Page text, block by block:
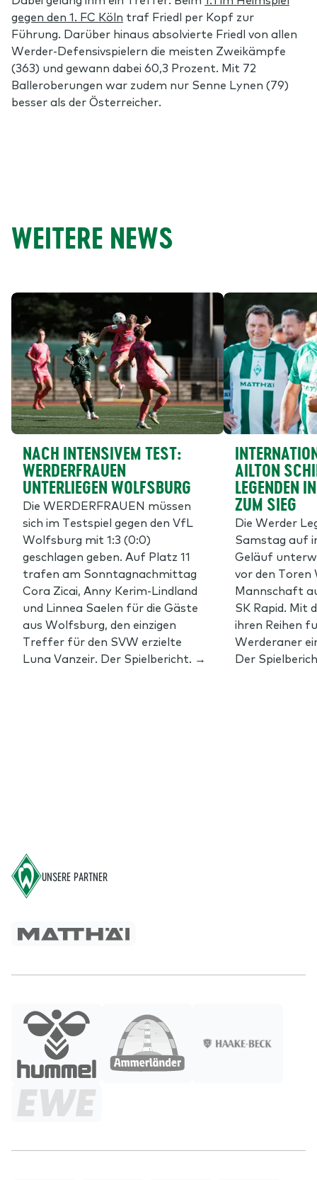
gegen den 1. FC Köln traf Friedl per Kopf zur
Führung. Darüber hinaus absolvierte Friedl von allen
Werder-Defensivspielern die meisten Zweikämpfe
(363) und gewann dabei 60,3 Prozent. Mit 72
Balleroberungen war zudem nur Senne Lynen (79)
besser als der Österreicher.
WEITERE NEWS
NACH INTENSIVEM TEST:
WERDERFRAUEN
UNTERLIEGEN WOLFSBURG
Die WERDERFRAUEN müssen
sich im Testspiel gegen den VfL
Wolfsburg mit 1:3 (0:0)
geschlagen geben. Auf Platz 11
trafen am Sonntagnachmittag
Cora Zicai, Anny Kerim-Lindland
und Linnea Saelen für die Gäste
aus Wolfsburg, den einzigen
Treffer für den SVW erzielte
Luna Vanzeir. Der Spielbericht. →
AILTON
EGENDEN IN
UM SIEG
Die Werder
Samstag auf
Geläuf
vor den Toren
Mannschaft
SK Rapid. Mit
ihren Reihen
Werderaner
Der
UNSERE PARTNER